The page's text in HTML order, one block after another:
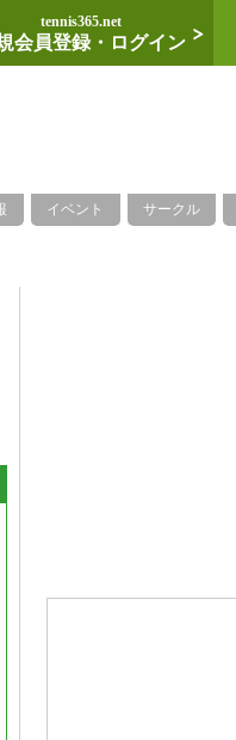
tennis365.net
会員登録・ログイン
イベント サークル